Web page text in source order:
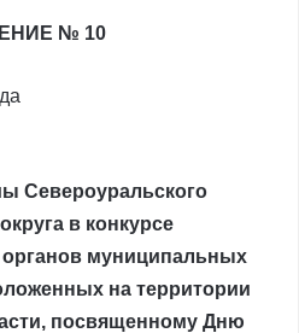
№ 10
Североуральского
в конкурсе
муниципальных
на территории
посвященному Дню